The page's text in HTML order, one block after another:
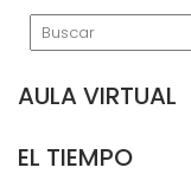
AULA VIRTUAL
EL TIEMPO